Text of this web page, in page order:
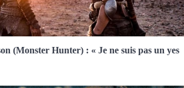
(Monster Hunter) : « Je ne suis pas un yes